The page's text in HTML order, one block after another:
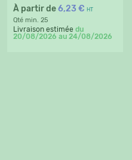
À partir de6,23 € HT
Qté min. 25
Livraison estimée du
20/08/2026 au 24/08/2026